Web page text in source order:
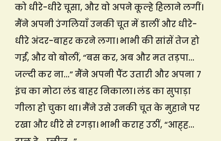
को धीरे-धीरे चूसा, और वो अपने कूल्हे हिलाने लगीं।
मैंने अपनी उंगलियाँ उनकी चूत में डालीं और धीरे-
धीरे अंदर-बाहर करने लगा। भाभी की सांसें तेज हो
गईं, और वो बोलीं, “बस कर, अब और मत तड़पा…
जल्दी कर ना…” मैंने अपनी पैंट उतारी और अपना 7
इंच का मोटा लंड बाहर निकाला। लंड का सुपाड़ा
गीला हो चुका था। मैंने उसे उनकी चूत के मुहाने पर
रखा और धीरे से रगड़ा। भाभी कराह उठीं, “आह्ह…